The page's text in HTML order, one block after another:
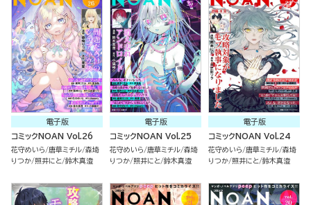
電子版
コミックNOAN Vol.26
花守めいら 唐草ミチル 森埼
りつか 照井にと 鈴木真澄
電子版
コミックNOAN Vol.25
花守めいら 唐草ミチル 森埼
りつか 照井にと 鈴木真澄
電子版
コミックNOAN Vol.24
花守めいら 唐草ミチル 森埼
りつか 照井にと 鈴木真澄